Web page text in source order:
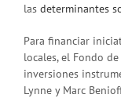
las determinantes
Para financiar
locales, el Fondo
inversiones
Lynne y Marc